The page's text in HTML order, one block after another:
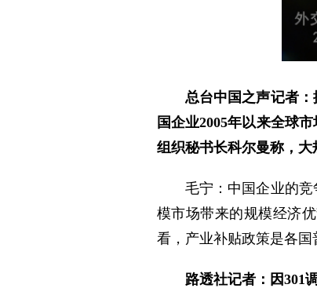
总台中国之声记者
国企业2005年以来全球
组织秘书长科尔曼称，
毛宁：中国企业的
模市场带来的规模经济
看，产业补贴政策是各国
路透社记者：因301